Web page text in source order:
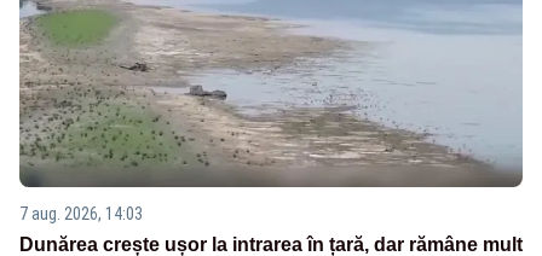
7 aug. 2026, 14:03
Dunărea crește ușor la intrarea în țară, dar rămâne mult